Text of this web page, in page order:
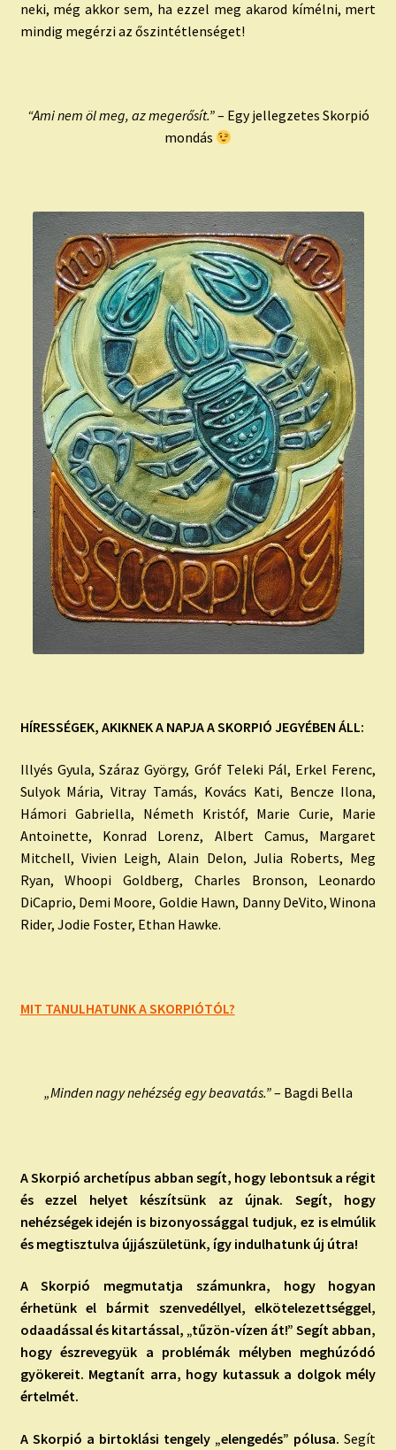
neki, még akkor sem, ha ezzel meg akarod kímélni, mert
mindig megérzi az őszintétlenséget!
“Ami nem öl meg, az megerősít.”– Egy jellegzetes Skorpió
mondás
HÍRESSÉGEK, AKIKNEK A NAPJA A SKORPIÓ JEGYÉBEN ÁLL:
Illyés Gyula, Száraz György, Gróf Teleki Pál, Erkel Ferenc,
Sulyok Mária, Vitray Tamás, Kovács Kati, Bencze Ilona,
Hámori Gabriella, Németh Kristóf, Marie Curie, Marie
Antoinette, Konrad Lorenz, Albert Camus, Margaret
Mitchell, Vivien Leigh, Alain Delon, Julia Roberts, Meg
Ryan, Whoopi Goldberg, Charles Bronson, Leonardo
DiCaprio, Demi Moore, Goldie Hawn, Danny DeVito, Winona
Rider, Jodie Foster, Ethan Hawke.
MIT TANULHATUNK A SKORPIÓTÓL?
„Minden nagy nehézség egy beavatás.”– Bagdi Bella
A Skorpió archetípus abban segít, hogy lebontsuk a régit
és ezzel helyet készítsünk az újnak. Segít, hogy
nehézségek idején is bizonyossággal tudjuk, ez is elmúlik
és megtisztulva újjászületünk, így indulhatunk új útra!
A Skorpió megmutatja számunkra, hogy hogyan
érhetünk el bármit szenvedéllyel, elkötelezettséggel,
odaadással és kitartással, „tűzön-vízen át!” Segít abban,
hogy észrevegyük a problémák mélyben meghúzódó
gyökereit. Megtanít arra, hogy kutassuk a dolgok mély
értelmét.
A Skorpió a birtoklási tengely „elengedés” pólusa.Segít